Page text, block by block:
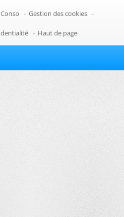
Conso - Gestion des cookies -
- Haut de page